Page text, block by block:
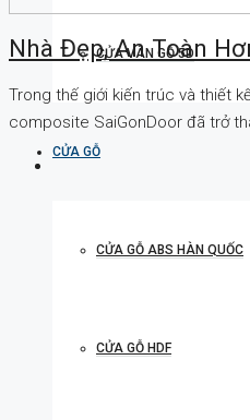
CỬA VÂN GỖ 5D
CỬA GỖ
CỬA GỖ ABS HÀN QUỐC
CỬA GỖ HDF
Nhà Đẹp, An Toàn
Trong thế giới kiến trúc và thiết
composite SaiGonDoor đã trở